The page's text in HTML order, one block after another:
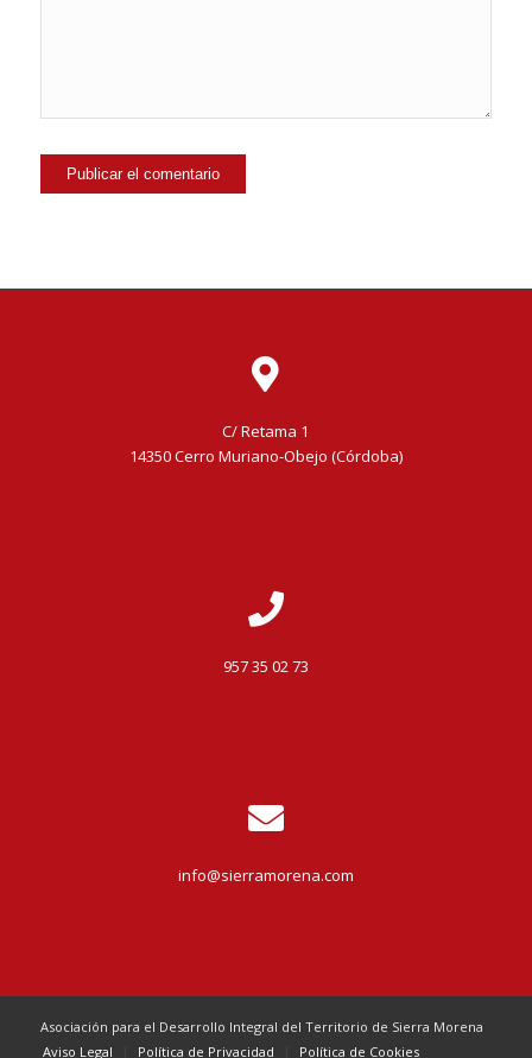
C/ Retama 1
14350 Cerro Muriano-Obejo (Córdoba)
957 35 02 73
info@sierramorena.com
Asociación para el Desarrollo Integral del Territorio de Sierra Morena
Aviso Legal
Política de Privacidad Política de Cookies